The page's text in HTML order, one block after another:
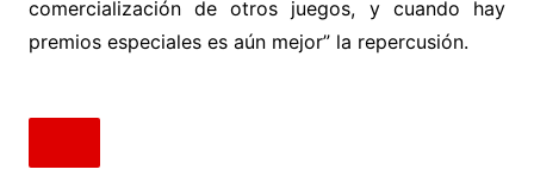
comercialización de otros juegos, y cuando hay
premios especiales es aún mejor” la repercusión.